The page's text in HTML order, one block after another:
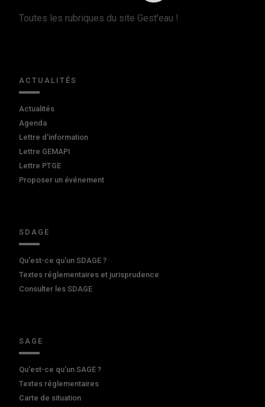
Toutes les rubriques du site Gest'eau !
ACTUALITÉS
Actualités
Agenda
Lettre d'information
Lettre GEMAPI
Lettre PTGE
Proposer un événement
SDAGE
Qu'est-ce qu'un SDAGE ?
Textes réglementaires et jurisprudence
Consulter les SDAGE
SAGE
Qu'est-ce qu'un SAGE ?
Textes réglementaires
Carte de situation